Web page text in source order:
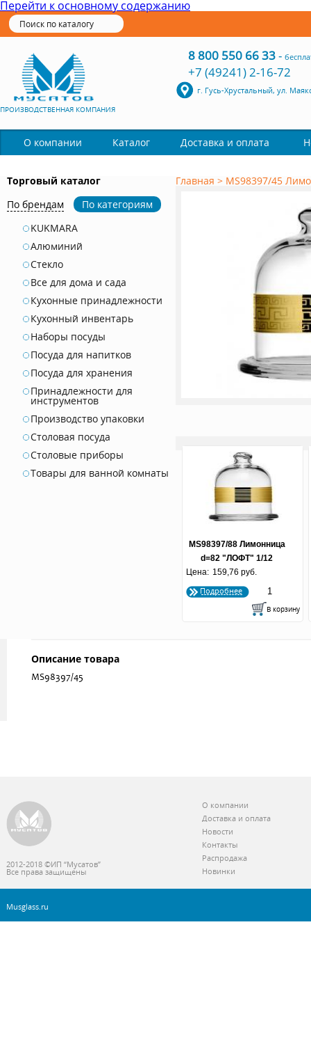
Перейти к основному содержанию
ПРОИЗВОДСТВЕННАЯ КОМПАНИЯ
8 800 550 66 33-
+7 (49241) 2-16-72
г. Гусь-Хрустальный, ул.
О компании Каталог Доставка и оплата
Торговый каталог
По брендам
По категориям
KUKMARA
Алюминий
Стекло
Все для дома и сада
Кухонные принадлежности
Кухонный инвентарь
Наборы посуды
Посуда для напитков
Посуда для хранения
Принадлежности для
инструментов
Производство упаковки
Столовая посуда
Столовые приборы
Товары для ванной комнаты
Главная > MS98397/45
MS98397/88 Лимонница
d=82 "ЛОФТ" 1/12
Цена: 159,76 руб.
Подробнее
Описание товара
MS98397/45
2012-2018 ©ИП “Мусатов”
Все права защищены
О компании
Доставка и оплата
Новости
Контакты
Распродажа
Новинки
Musglass.ru